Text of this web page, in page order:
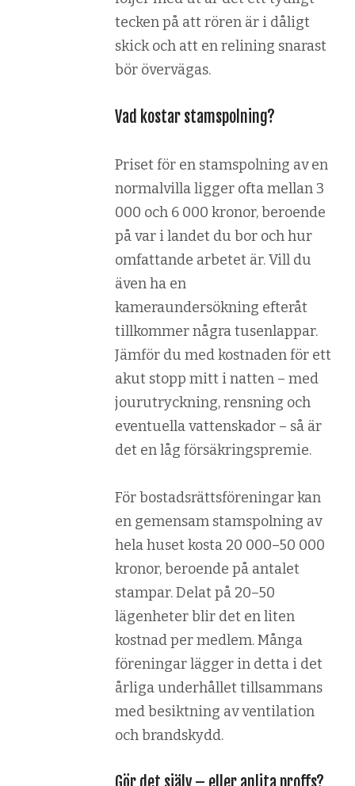
tecken på att rören är i dåligt
skick och att en relining snarast
bör övervägas.
Vad kostar stamspolning?
Priset för en stamspolning av en
normalvilla ligger ofta mellan 3
000 och 6 000 kronor, beroende
på var i landet du bor och hur
omfattande arbetet är. Vill du
även ha en
kameraundersökning efteråt
tillkommer några tusenlappar.
Jämför du med kostnaden för ett
akut stopp mitt i natten – med
jourutryckning, rensning och
eventuella vattenskador – så är
det en låg försäkringspremie.
För bostadsrättsföreningar kan
en gemensam stamspolning av
hela huset kosta 20 000–50 000
kronor, beroende på antalet
stampar. Delat på 20–50
lägenheter blir det en liten
kostnad per medlem. Många
föreningar lägger in detta i det
årliga underhållet tillsammans
med besiktning av ventilation
och brandskydd.